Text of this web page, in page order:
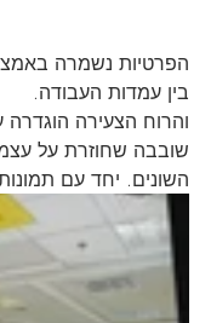
הפרטיות נשמרה
בין עמדות העבודה.
והרוח הצעירה הוגדרה
שובבה שחוזרת על
השונים. יחד עם